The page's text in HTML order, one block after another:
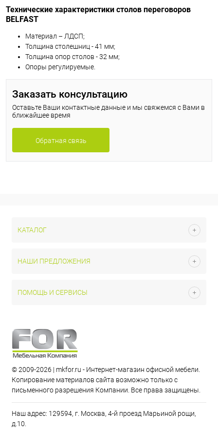
Технические характеристики столов переговоров
BELFAST
Материал – ЛДСП;
Толщина столешниц - 41 мм;
Толщина опор столов - 32 мм;
Опоры регулируемые.
Заказать консультацию
Оставьте Ваши контактные данные и мы свяжемся с Вами в
ближайшее время
Обратная связь
КАТАЛОГ
НАШИ ПРЕДЛОЖЕНИЯ
ПОМОЩЬ И СЕРВИСЫ
© 2009-2026 | mkfor.ru - Интернет-магазин офисной мебели.
Копирование материалов сайта возможно только с
письменного разрешения Компании. Все права защищены.
Наш адрес: 129594, г. Москва, 4-й проезд Марьиной рощи,
д.10.